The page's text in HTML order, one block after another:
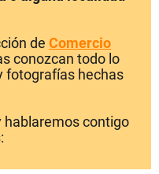
de Comercio
conozcan todo lo
fotografías hechas
hablaremos contigo